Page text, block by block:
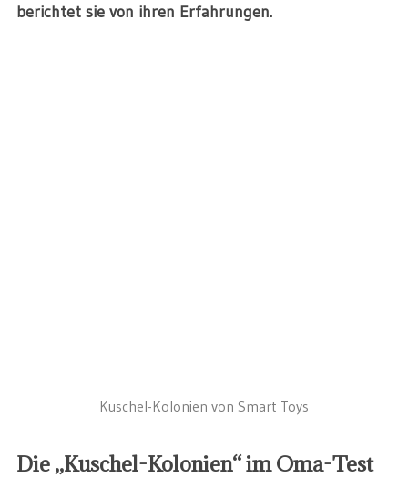
berichtet sie von ihren Erfahrungen.
Kuschel-Kolonien von Smart Toys
Die „Kuschel-Kolonien“ im Oma-Test